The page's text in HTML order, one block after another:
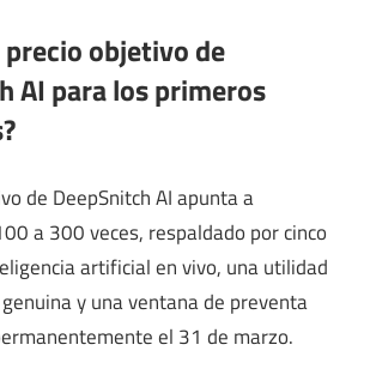
precio objetivo de
AI para los primeros
de DeepSnitch AI apunta a
a 300 veces, respaldado por cinco
artificial en vivo, una utilidad
y una ventana de preventa
el 31 de marzo.